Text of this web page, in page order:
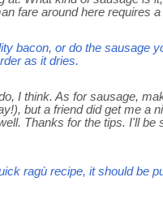
fare around here requires
bacon, or do the sausage
as it dries.
I think. As for sausage,
but a friend did get me a
Thanks for the tips. I'll
ragù recipe, it should be